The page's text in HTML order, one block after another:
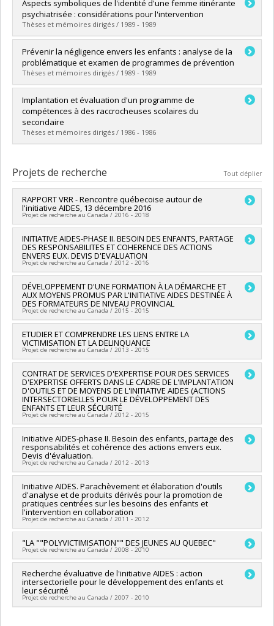
Cycle :Maîtrise
Diplôme obtenu :M. Sc.
Lien vers le document dans Papyrus
Aspects symboliques de l'identité d'une femme itinérante
psychiatrisée : considérations pour l'intervention
Thèses et mémoires dirigés / 1989 - 1989
Diplômé(e) :Lalonde, Lise
Cycle :Maîtrise
Diplôme obtenu :M. Sc.
Lien vers le document dans Papyrus
Prévenir la négligence envers les enfants : analyse de la
problématique et examen de programmes de prévention
Thèses et mémoires dirigés / 1989 - 1989
Diplômé(e) :Michaud, Sylvie
Cycle :Maîtrise
Diplôme obtenu :
Lien vers le document dans Papyrus
Implantation et évaluation d'un programme de
compétences à des raccrocheuses scolaires du
secondaire
Thèses et mémoires dirigés / 1986 - 1986
Cycle : Maîtrise
Diplôme obtenu :M. Sc.
Lien vers le document dans Papyrus
Projets de recherche Tout déplier
RAPPORT VRR - Rencontre québecoise autour de
l'initiative AIDES, 13 décembre 2016
Projet de recherche au Canada / 2016 - 2018
Chercheur principal :Claire Chamberland
Sources de financement : Université de Montréal
Programmes de subvention :PINTERNE-F.Internes de
Recherche - Cas spéciaux du VRR (FDGEN006)
INITIATIVE AIDES-PHASE II. BESOIN DES ENFANTS, PARTAGE
DES RESPONSABILITES ET COHERENCE DES ACTIONS
ENVERS EUX. DEVIS D'EVALUATION
Projet de recherche au Canada / 2012 - 2016
Chercheur principal :Sarah Dufour, Claire Chamberland
Co-chercheurs :Carl Lacharité,Marie-Ève Clément,Louise
Lemay
Sources de financement :MSSS/Ministère de la Santé et des
Services sociaux
Programmes de subvention :
DÉVELOPPEMENT D'UNE FORMATION À LA DÉMARCHE ET
AUX MOYENS PROMUS PAR L'INITIATIVE AIDES DESTINÉE À
DES FORMATEURS DE NIVEAU PROVINCIAL
Projet de recherche au Canada / 2015 - 2015
Chercheur principal :Claire Chamberland
Sources de financement :MSSS/Ministère de la Santé et des
Services sociaux
ETUDIER ET COMPRENDRE LES LIENS ENTRE LA
VICTIMISATION ET LA DELINQUANCE
Projet de recherche au Canada / 2013 - 2015
Chercheur principal : Jo-Anne Wemmers
Co-chercheurs :Claire Chamberland, Dominique Damant
Delphine Collin-Vézina,Marie-Ève Clément,Geneviève
Lessard,Marie-Hélène Gagné
Sources de financement :Ministère de la Justice
Programmes de subvention :
CONTRAT DE SERVICES D'EXPERTISE POUR DES SERVICES
D'EXPERTISE OFFERTS DANS LE CADRE DE L'IMPLANTATION
D'OUTILS ET DE MOYENS DE L'INITIATIVE AIDES (ACTIONS
INTERSECTORIELLES POUR LE DÉVELOPPEMENT DES
ENFANTS ET LEUR SÉCURITÉ
Projet de recherche au Canada / 2012 - 2015
Chercheur principal :Claire Chamberland
Sources de financement :Centre jeunesse du Bas Saint-
Laurent
Programmes de subvention :
Initiative AIDES-phase II. Besoin des enfants, partage des
responsabilités et cohérence des actions envers eux.
Devis d'évaluation.
Projet de recherche au Canada / 2012 - 2013
Chercheur principal :Claire Chamberland
Co-chercheurs : Sarah Dufour,Carl Lacharité,Marie-Ève
Clément,Louise Lemay
Sources de financement :MSSS/Ministère de la Santé et des
Services sociaux
Programmes de subvention :
Initiative AIDES. Parachèvement et élaboration d'outils
d'analyse et de produits dérivés pour la promotion de
pratiques centrées sur les besoins des enfants et
l'intervention en collaboration
Projet de recherche au Canada / 2011 - 2012
Chercheur principal :Carl Lacharité,Claire Chamberland
Co-chercheurs :Marie-Andrée Poirier
Ève Clément,Louise Lemay
Sources de financement :Avenir d'enfants
Programmes de subvention :
"LA ""POLYVICTIMISATION"" DES JEUNES AU QUEBEC"
Projet de recherche au Canada / 2008 - 2010
Chercheur principal :Claire Chamberland
Recherche évaluative de l'initiative AIDES : action
intersectorielle pour le développement des enfants et
leur sécurité
Projet de recherche au Canada / 2007 - 2010